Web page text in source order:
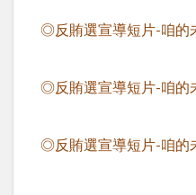
◎反賄選宣導短片-咱的
◎反賄選宣導短片-咱的
◎反賄選宣導短片-咱的